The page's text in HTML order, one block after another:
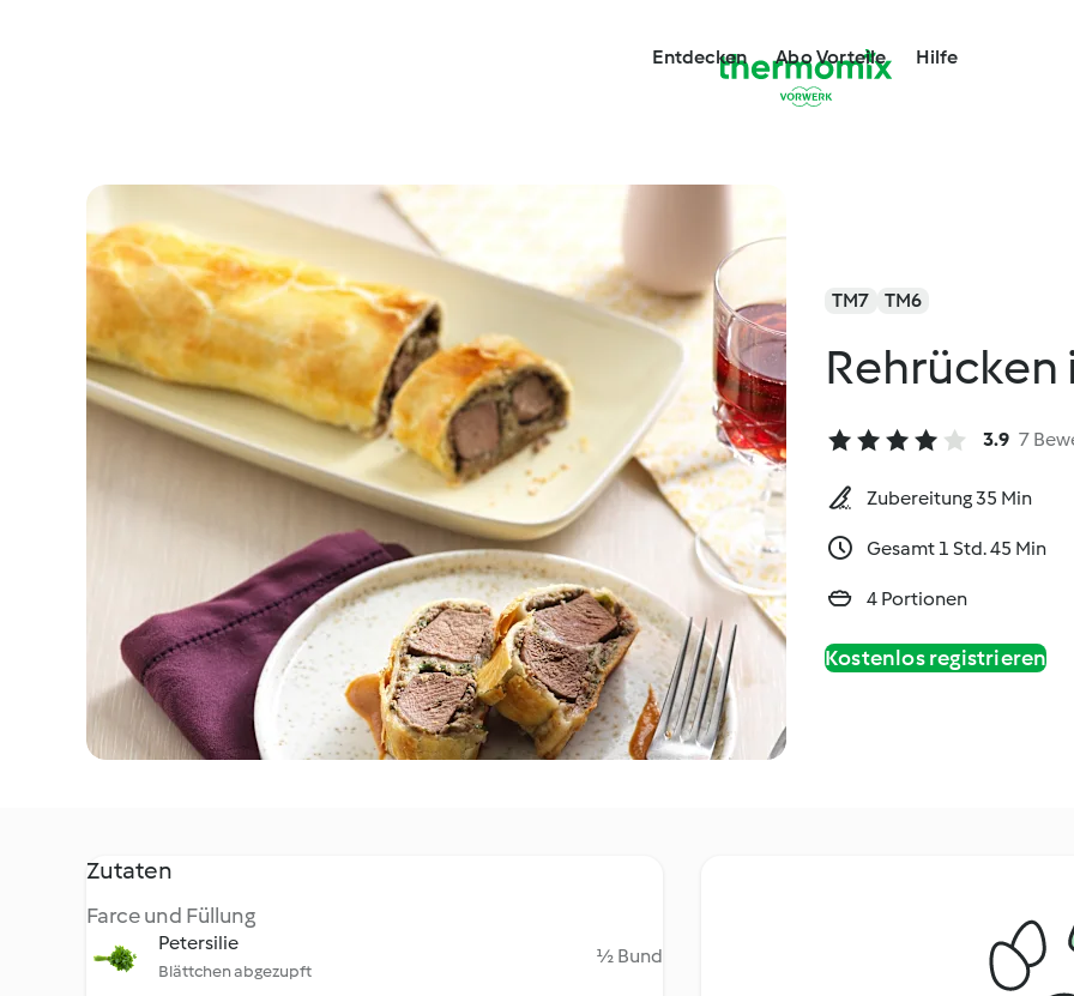
Entdecken Abo Vorteile Hilfe
TM7 TM6
3.9 7
Zubereitung 35 Min
Gesamt 1 Std. 45 Min
4 Portionen
Kostenlos registrieren
Zutaten
Farce und Füllung
Petersilie
Blättchen abgezupft
½ Bund